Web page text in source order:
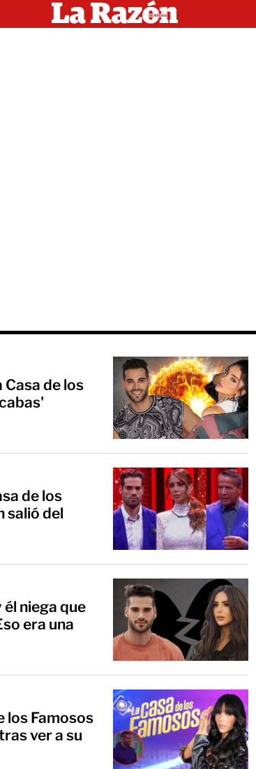
de los
de los
salió del
niega que
era una
los Famosos
ver a su